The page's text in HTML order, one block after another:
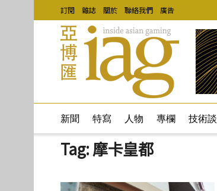
訂閱 雜誌 關於 聯絡我們 廣告
新聞 特寫 人物 專欄 技術談
Tag:摩卡皇都